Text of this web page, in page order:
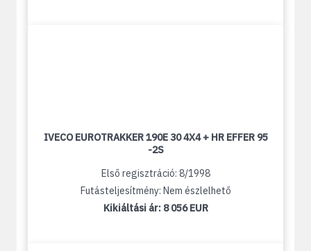
IVECO EUROTRAKKER 190E 30 4X4 + HR EFFER 95
-2S
Első regisztráció: 8/1998
Futásteljesítmény: Nem észlelhető
Kikiáltási ár: 8 056 EUR